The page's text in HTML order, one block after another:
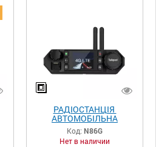
РАДІОСТАНЦІЯ
АВТОМОБІЛЬНА
TALKPOD N86G
Код: N86G
Нет в наличии